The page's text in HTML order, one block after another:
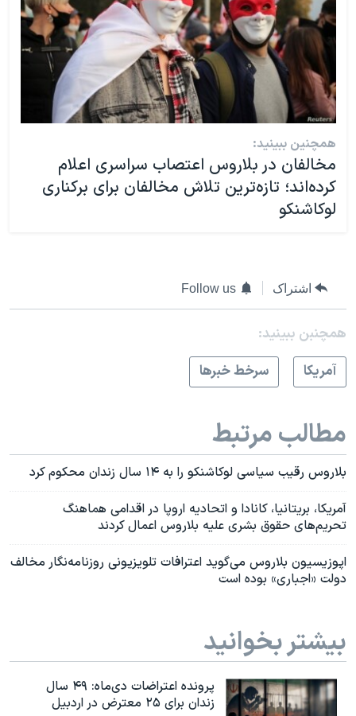
همچنین ببینید:
مخالفان در بلاروس اعتصاب سراسری اعلام
کرده‌اند؛ تازه‌ترین تلاش مخالفان برای برکناری
لوکاشنکو
اشتراک Follow us
همچنبن ببینید:
آمريکا
سرخط خبرها
مطالب مرتبط
بلاروس رقیب سیاسی لوکاشنکو را به ۱۴ سال زندان محکوم کرد
آمریکا، بریتانیا، کانادا و اتحادیه اروپا در اقدامی هماهنگ
تحریم‌های حقوق بشری علیه بلاروس اعمال کردند
اپوزیسیون بلاروس می‌گوید اعترافات تلویزیونی روزنامه‌نگار مخالف
دولت «اجباری» بوده است
بیشتر بخوانید
پرونده اعتراضات دی‌ماه: ۴۹ سال
زندان برای ۲۵ معترض در اردبیل